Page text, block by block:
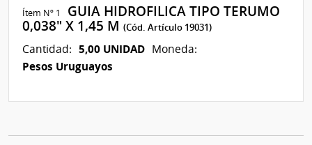
Ítem Nº 1
GUIA HIDROFILICA TIPO TERUMO
0,038" X 1,45 M(Cód. Artículo 19031)
Cantidad: 5,00 UNIDAD Moneda:
Pesos Uruguayos